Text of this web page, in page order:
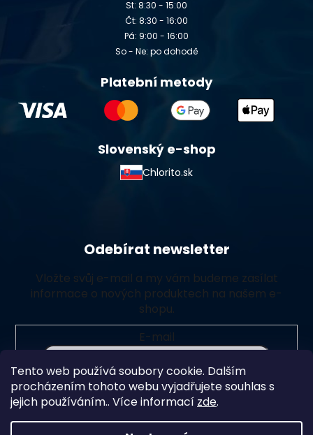
Tento web používá soubory cookie. Dalším
procházením tohoto webu vyjadřujete souhlas s
jejich používáním.. Více informací zde.
St: 8:30 - 15:00
Čt: 8:30 - 16:00
Pá: 9:00 - 16:00
So - Ne: po dohodě
Platební metody
Slovenský e-shop
Chlorito.sk
Odebírat newsletter
Vložte svůj e-mail a my vám budeme zasílat
informace o nových produktech na našem e-
shopu.
E-mail
Vložením e-mailu souhlasíte spodmínkami ochrany
osobních údajů
Přihlásit se